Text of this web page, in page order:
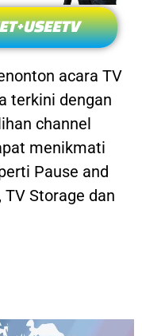
acara TV
terkini dengan
channel
menikmati
Pause and
TV Storage dan